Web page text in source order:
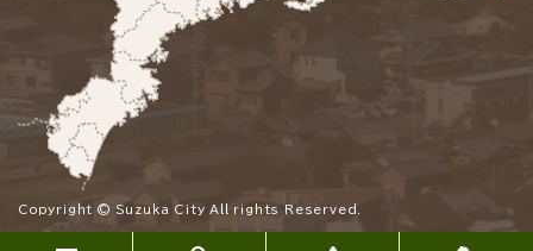
Copyright © Suzuka City All rights Reserved.